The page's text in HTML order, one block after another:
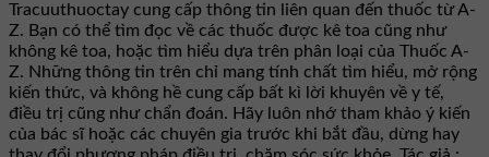
Tracuuthuoctay cung cấp thông tin liên quan đến thuốc từ A-
Z. Bạn có thể tìm đọc về các thuốc được kê toa cũng như
không kê toa, hoặc tìm hiểu dựa trên phân loại của Thuốc A-
Z. Những thông tin trên chỉ mang tính chất tìm hiểu, mở rộng
kiến thức, và không hề cung cấp bất kì lời khuyên về y tế,
điều trị cũng như chẩn đoán. Hãy luôn nhớ tham khảo ý kiến
của bác sĩ hoặc các chuyên gia trước khi bắt đầu, dừng hay